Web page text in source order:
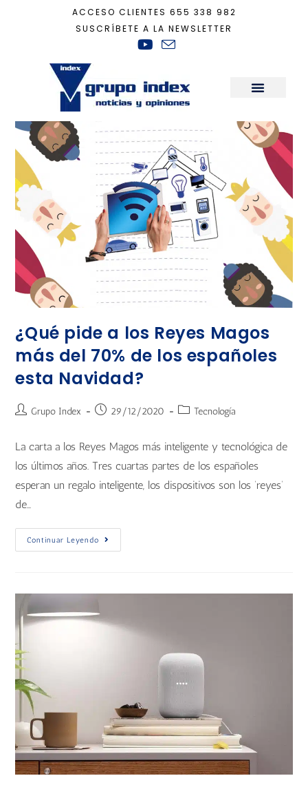
ACCESO CLIENTES 655 338 982
SUSCRÍBETE A LA NEWSLETTER
domótica
¿Qué pide a los Reyes Magos
más del 70% de los españoles
esta Navidad?
Grupo Index 29/12/2020 Tecnología
La carta a los Reyes Magos más inteligente y tecnológica de
los últimos años. Tres cuartas partes de los españoles
esperan un regalo inteligente, los dispositivos son los ‘reyes’
de…
Continuar Leyendo